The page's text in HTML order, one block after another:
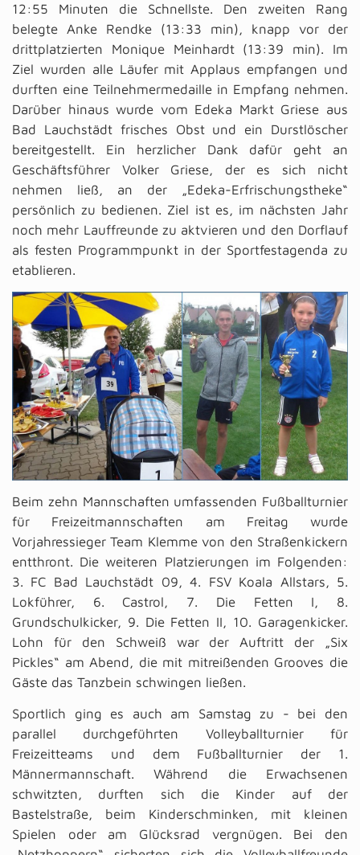
12:55 Minuten die Schnellste. Den zweiten Rang
belegte Anke Rendke (13:33 min), knapp vor der
drittplatzierten Monique Meinhardt (13:39 min). Im
Ziel wurden alle Läufer mit Applaus empfangen und
durften eine Teilnehmermedaille in Empfang nehmen.
Darüber hinaus wurde vom Edeka Markt Griese aus
Bad Lauchstädt frisches Obst und ein Durstlöscher
bereitgestellt. Ein herzlicher Dank dafür geht an
Geschäftsführer Volker Griese, der es sich nicht
nehmen ließ, an der „Edeka-Erfrischungstheke“
persönlich zu bedienen. Ziel ist es, im nächsten Jahr
noch mehr Lauffreunde zu aktvieren und den Dorflauf
als festen Programmpunkt in der Sportfestagenda zu
etablieren.
Beim zehn Mannschaften umfassenden Fußballturnier
für Freizeitmannschaften am Freitag wurde
Vorjahressieger Team Klemme von den Straßenkickern
entthront. Die weiteren Platzierungen im Folgenden:
3. FC Bad Lauchstädt 09, 4. FSV Koala Allstars, 5.
Lokführer, 6. Castrol, 7. Die Fetten I, 8.
Grundschulkicker, 9. Die Fetten II, 10. Garagenkicker.
Lohn für den Schweiß war der Auftritt der „Six
Pickles“ am Abend, die mit mitreißenden Grooves die
Gäste das Tanzbein schwingen ließen.
Sportlich ging es auch am Samstag zu - bei den
parallel durchgeführten Volleyballturnier für
Freizeitteams und dem Fußballturnier der 1.
Männermannschaft. Während die Erwachsenen
schwitzten, durften sich die Kinder auf der
Bastelstraße, beim Kinderschminken, mit kleinen
Spielen oder am Glücksrad vergnügen. Bei den